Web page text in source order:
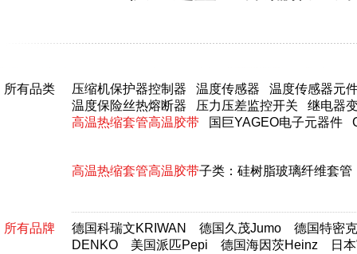
所有品类 压缩机保护器控制器 温度传感器
温度传感器元
温度保险丝热熔断器
压力压差监控开关
继电器
高温热缩套管高温胶带
国巨YAGEO电子元器件
高温热缩套管高温胶带子类： 硅树脂玻璃纤维套管
所有品牌 德国科瑞文KRIWAN 德国久茂Jumo
德国特密
DENKO
美国派匹Pepi 德国海因茨Heinz
日